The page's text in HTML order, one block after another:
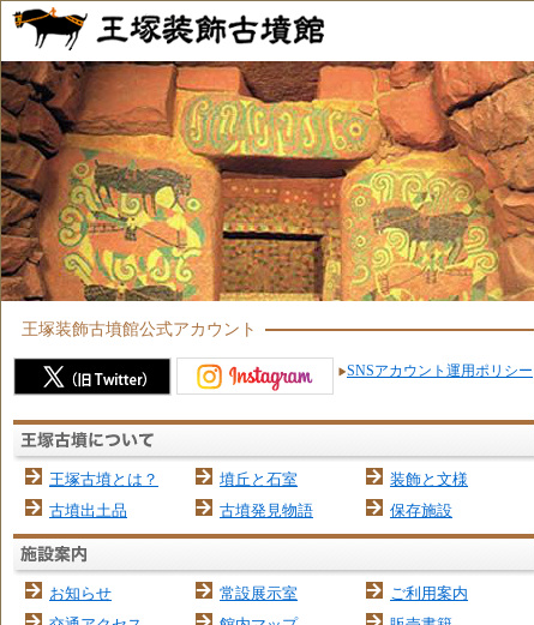
王塚装飾古墳館公式アカウント
SNSアカウント運用ポリシー
王塚古墳とは？ 墳丘と石室
装飾と文様
古墳出土品
古墳発見物語 保存施設
お知らせ 常設展示室
ご利用案内